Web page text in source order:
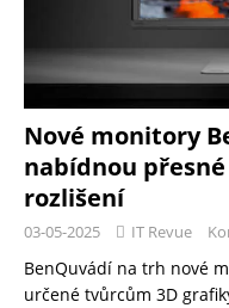
Nové monitory
nabídnou
rozlišení
03-05-2025 IT Revue
BenQuvádí na trh nové
určené tvůrcům 3D